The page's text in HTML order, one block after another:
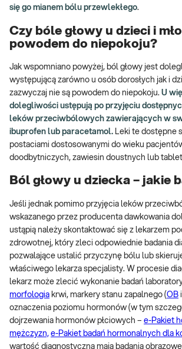
się go mianem bólu przewlekłego.
Czy bóle głowy u dzieci i
powodem do niepokoju?
Jak wspomniano powyżej, ból głowy jest
występującą zarówno u osób dorosłych jak i
zazwyczaj nie są powodem do niepokoju. U
dolegliwości ustępują po przyjęciu
leków przeciwbólowych zawierających w
ibuprofen lub paracetamol. Leki te dostępne
postaciami dostosowanymi do wieku
doodbytniczych, zawiesin doustnych lub
Ból głowy u dziecka – jakie
Jeśli jednak pomimo przyjęcia leków
wskazanego przez producenta dawkowania
ustąpią należy skontaktować się z lekarzem
zdrowotnej, który zleci odpowiednie badania
pozwalające ustalić przyczynę bólu lub
właściwego lekarza specjalisty. W procesie
lekarz może zlecić wykonanie badań
morfologia krwi, markery stanu zapalnego (OB i
oznaczenia poziomu hormonów (w tym
dojrzewania hormonów płciowych – e-Pakiet
mężczyzn, e-Pakiet badań hormonalnych dla
wartość diagnostyczną mają badania